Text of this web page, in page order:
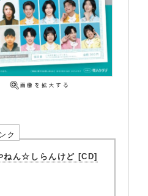
ク
ねん☆しらんけど [CD]